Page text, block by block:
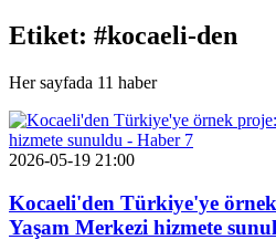
Etiket: #kocaeli-den
Her sayfada 11 haber
2026-05-19 21:00
Kocaeli'den Türkiye'ye
Yaşam Merkezi hizmete